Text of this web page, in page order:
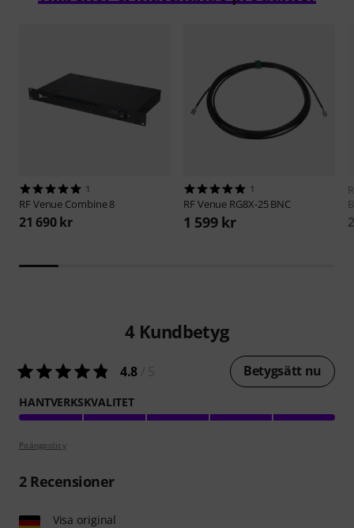
1
RF Venue Combine 8
21 690 kr
1
RF Venue RG8X-25 BNC
1 599 kr
4 Kundbetyg
4.8 Betygsätt nu
HANTVERKSKVALITET
Poängpolicy
2Recensioner
Visa original